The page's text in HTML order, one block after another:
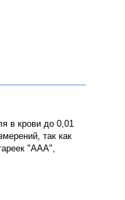
в крови до 0,01
так как
"ААА",